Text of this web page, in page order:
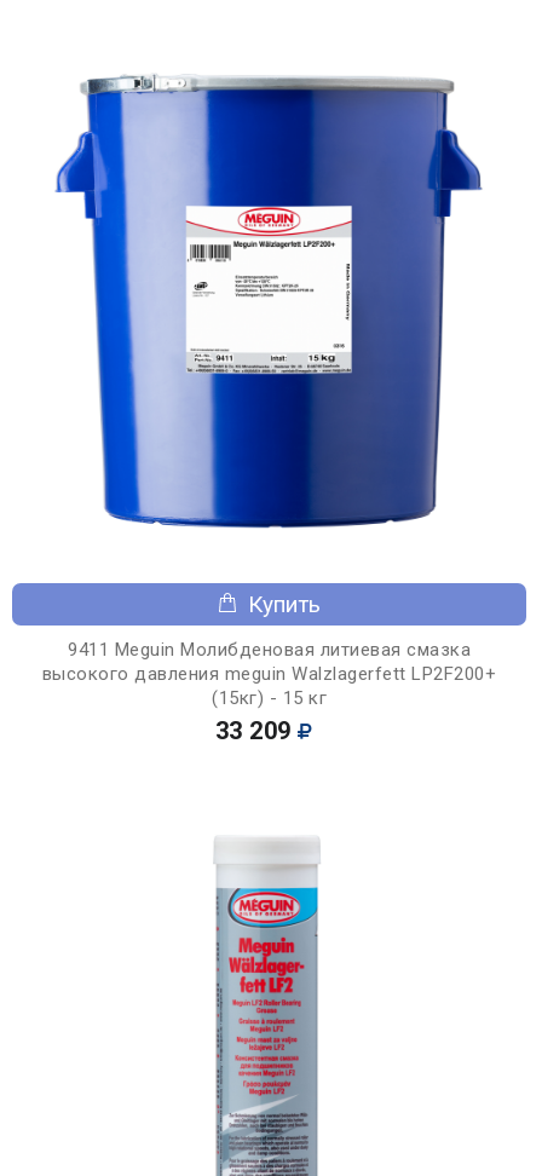
Купить
9411 Meguin Молибденовая литиевая смазка
высокого давления meguin Walzlagerfett LP2F200+
(15кг) - 15 кг
33 209